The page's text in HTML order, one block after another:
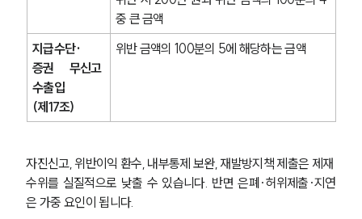
중 큰 금액
지급수단·
증권 무신고
수출입
(제17조)
위반 금액의 100분의 5에 해당하는 금액
자진신고, 위반이익 환수, 내부통제 보완, 재발방지책 제출은 제재
수위를 실질적으로 낮출 수 있습니다. 반면 은폐·허위제출·지연
은 가중 요인이 됩니다.